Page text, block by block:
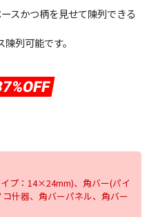
スかつ柄を見せて陳列できる
列可能です。
プ：14×24mm)、角バー(パイ
什器、角バーパネル、角バー